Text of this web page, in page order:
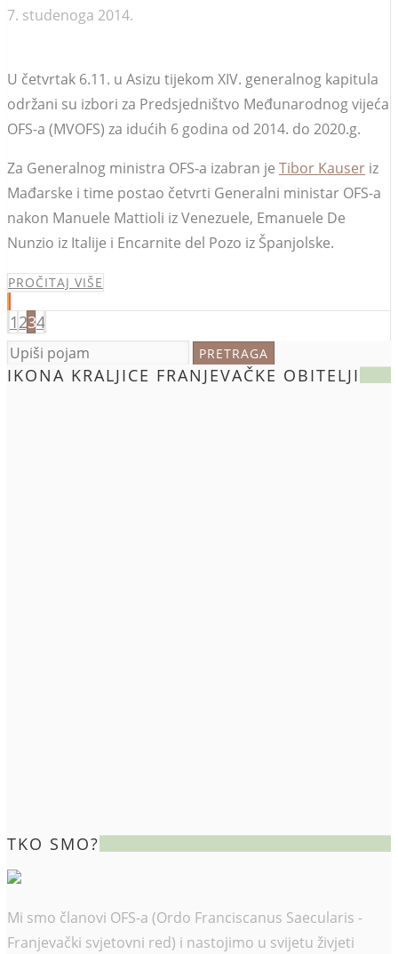
7. studenoga 2014.
U četvrtak 6.11. u Asizu tijekom XIV. generalnog kapitula
održani su izbori za Predsjedništvo Međunarodnog vijeća
OFS-a (MVOFS) za idućih 6 godina od 2014. do 2020.g.
Za Generalnog ministra OFS-a izabran je Tibor Kauser iz
Mađarske i time postao četvrti Generalni ministar OFS-a
nakon Manuele Mattioli iz Venezuele, Emanuele De
Nunzio iz Italije i Encarnite del Pozo iz Španjolske.
PROČITAJ VIŠE
1234
IKONA KRALJICE FRANJEVAČKE OBITELJI
TKO SMO?
Mi smo članovi OFS-a (Ordo Franciscanus Saecularis -
Franjevački svjetovni red) i nastojimo u svijetu živjeti